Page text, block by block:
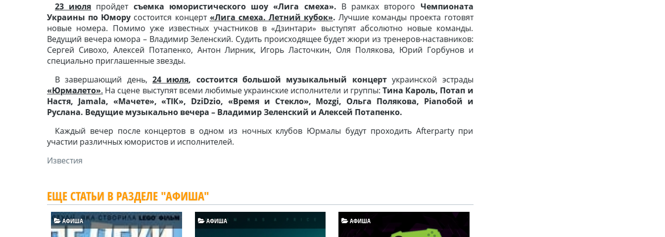
23 июля пройдет съемка юмористического шоу «Лига смеха». В рамках второго Чемпионата
Украины по Юмору состоится концерт «Лига смеха. Летний кубок». Лучшие команды проекта готовят
новые номера. Помимо уже известных участников в «Дзинтари» выступят абсолютно новые команды.
Ведущий вечера юмора – Владимир Зеленский. Судить происходящее будет жюри из тренеров-наставников:
Сергей Сивохо, Алексей Потапенко, Антон Лирник, Игорь Ласточкин, Оля Полякова, Юрий Горбунов и
специально приглашенные звезды.
В завершающий день,24 июля, состоится большой музыкальный концертукраинской эстрады
«Юрмалето». На сцене выступят всеми любимые украинские исполнители и группы: Тина Кароль, Потап и
Настя, Jamala, «Мачете», «ТІК», DziDzio, «Время и Стекло», Mozgi, Ольга Полякова, Pianoбой и
Руслана. Ведущие музыкально вечера – Владимир Зеленский и Алексей Потапенко.
Каждый вечер после концертов в одном из ночных клубов Юрмалы будут проходить Afterparty при
участии различных юмористов и исполнителей.
Известия
ЕЩЕ СТАТЬИ В РАЗДЕЛЕ "АФИША"
АФИША АФИША АФИША